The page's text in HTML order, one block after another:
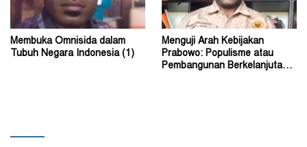
Membuka Omnisida dalam
Tubuh Negara Indonesia (1)
Menguji Arah Kebijakan
Prabowo: Populisme atau
Pembangunan Berkelanjutan?